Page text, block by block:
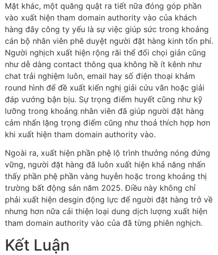
Mặt khác, một quăng quật ra tiết nữa đóng góp phần
vào xuất hiện tham domain authority vào của khách
hàng đây công ty yếu là sự việc giúp sức trong khoảng
cán bộ nhân viên phê duyệt người đặt hàng kinh tổn phí.
Người nghịch xuất hiện rộng rãi thể đối chọi giản cũng
như dễ dàng contact thông qua không hề ít kênh như
chat trải nghiệm luôn, email hay số điện thoại khảm
round hình để đề xuất kiến nghị giải cứu vãn hoặc giải
đáp vướng bận bịu. Sự trọng điểm huyết cũng như kỹ
lưỡng trong khoảng nhân viên đã giúp người đặt hàng
cảm nhấn lặng trọng điểm cũng như thoả thích hợp hơn
khi xuất hiện tham domain authority vào.
Ngoài ra, xuất hiện phần phệ lộ trình thưởng nóng đứng
vững, người đặt hàng đã luôn xuất hiện khả năng nhấn
thấy phần phệ phần vàng huyễn hoặc trong khoảng thị
trường bất động sản năm 2025. Điều này không chỉ
phải xuất hiện desgin động lực để người đặt hàng trở về
nhưng hơn nữa cải thiện loại dung dịch lượng xuất hiện
tham domain authority vào của đã từng phiên nghịch.
Kết Luận